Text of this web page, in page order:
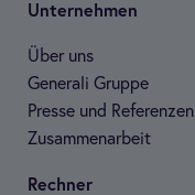
Unter­neh­men
Über uns
Gene­rali Gruppe
Presse und Refe­ren­zen
Zusam­men­ar­beit
Rech­ner